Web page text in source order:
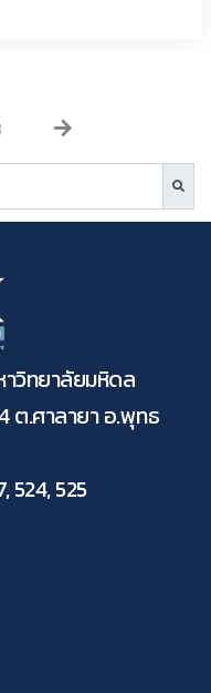
มกิจกรรมทางกาย
งอายุไทย ปี 2564